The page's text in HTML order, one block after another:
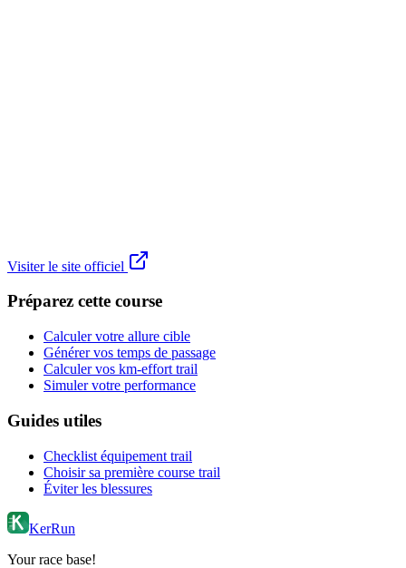
Visiter le site officiel
Préparez cette course
Calculer votre allure cible
Générer vos temps de passage
Calculer vos km-effort trail
Simuler votre performance
Guides utiles
Checklist équipement trail
Choisir sa première course trail
Éviter les blessures
KerRun
Your race base!